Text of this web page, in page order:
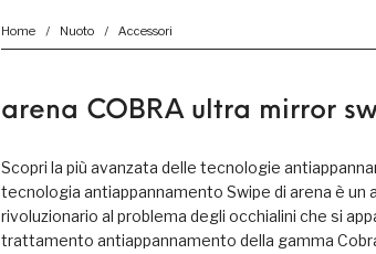
Home / Nuoto / Accessori
arena COBRA ultra mirror
Scopri la più avanzata delle tecnologie
tecnologia antiappannamento Swipe di arena è un
rivoluzionario al problema degli occhialini che si
trattamento antiappannamento della gamma